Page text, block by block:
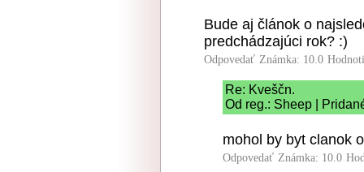
Bude aj článok o
predchádzajúci rok? :)
Odpovedať Známka: 10.0
Re: Kveščn.
Od reg.: Sheep |
mohol by byt clanok
Odpovedať Známka: 10.0